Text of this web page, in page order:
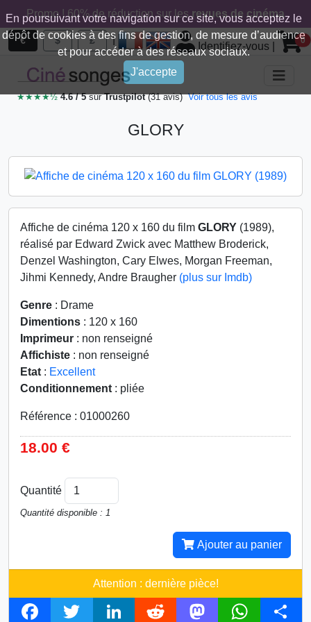
En poursuivant votre navigation sur ce site, vous acceptez le
dépôt de cookies à des fins de gestion, de mesure d’audience
et pour accéder à des réseaux sociaux.
J'accepte
Promo ! 60% de réduction sur lesrevues de cinéma
€ $ £ |
Identifiez-vous 0
★★★★½4.6 / 5surTrustpilot(31 avis) Voir tous les avis
GLORY
Affiche de cinéma 120 x 160 du film GLORY (1989),
réalisé par Edward Zwick avec Matthew Broderick,
Denzel Washington, Cary Elwes, Morgan Freeman,
Jihmi Kennedy, Andre Braugher (plus sur Imdb)
Genre : Drame
Dimentions : 120 x 160
Imprimeur : non renseigné
Affichiste : non renseigné
Etat: Excellent
Conditionnement: pliée
Référence : 01000260
18.00 €
Quantité
Quantité disponible : 1
Ajouter au panier
Attention : dernière pièce!
F
T
L
R
M
W
S